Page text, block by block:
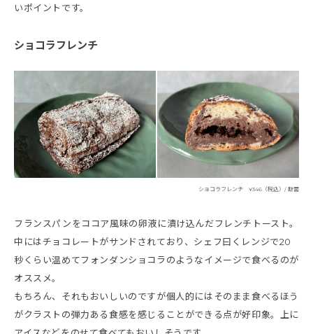
いポイントです。
ショコラフレンチ
ショコラフレンチ ¥346（税込）/ 断面
フランスパンをココア風味の卵液に漬け込んだフレンチトースト。
中にはチョコレートがサンドされており、シェフ曰くレンジで20
秒くらい温めてフォンダンショコラのようなイメージで食べるのが
オススメ。
もちろん、それもおいしいのですが個人的にはそのまま食べるほう
がクラストの弾力ある食感を感じることができる点が好印象。上に